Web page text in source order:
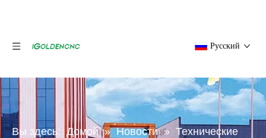
Pусский
Вы здесь: Домой » Новости » Технические